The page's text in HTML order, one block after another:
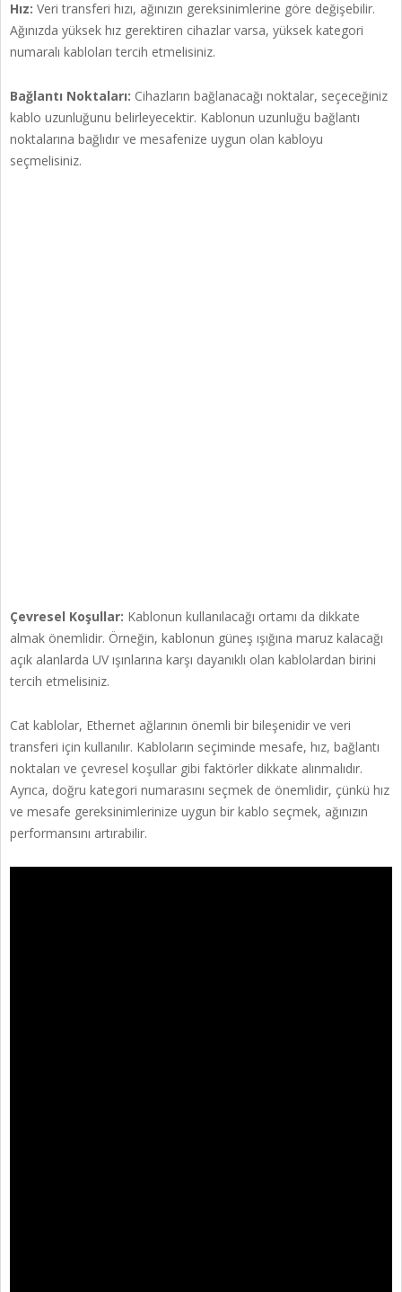
Hız: Veri transferi hızı, ağınızın gereksinimlerine göre değişebilir.
Ağınızda yüksek hız gerektiren cihazlar varsa, yüksek kategori
numaralı kabloları tercih etmelisiniz.
Bağlantı Noktaları: Cihazların bağlanacağı noktalar, seçeceğiniz
kablo uzunluğunu belirleyecektir. Kablonun uzunluğu bağlantı
noktalarına bağlıdır ve mesafenize uygun olan kabloyu
seçmelisiniz.
Çevresel Koşullar: Kablonun kullanılacağı ortamı da dikkate
almak önemlidir. Örneğin, kablonun güneş ışığına maruz kalacağı
açık alanlarda UV ışınlarına karşı dayanıklı olan kablolardan birini
tercih etmelisiniz.
Cat kablolar, Ethernet ağlarının önemli bir bileşenidir ve veri
transferi için kullanılır. Kabloların seçiminde mesafe, hız, bağlantı
noktaları ve çevresel koşullar gibi faktörler dikkate alınmalıdır.
Ayrıca, doğru kategori numarasını seçmek de önemlidir, çünkü hız
ve mesafe gereksinimlerinize uygun bir kablo seçmek, ağınızın
performansını artırabilir.